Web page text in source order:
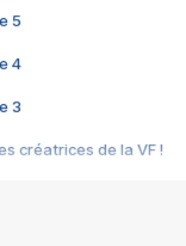
5
4
3
créatrices de la VF !